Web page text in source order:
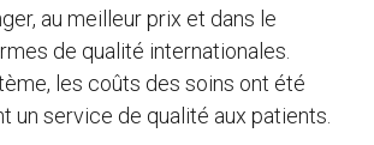
au meilleur prix et dans le
de qualité internationales.
les coûts des soins ont été
un service de qualité aux patients.